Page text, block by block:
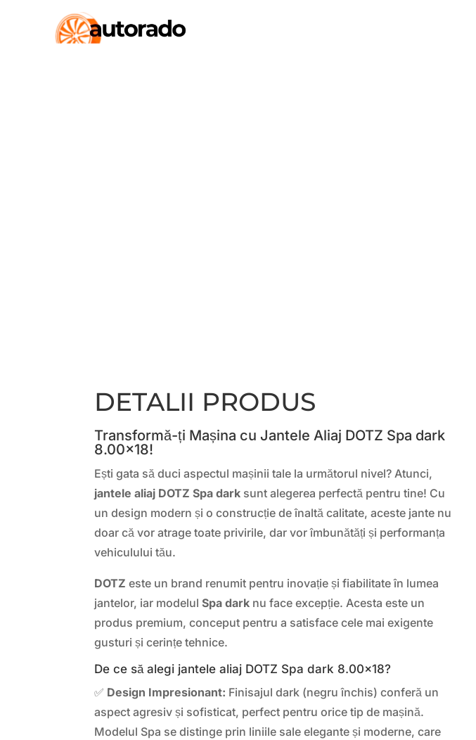
DETALII PRODUS
Transformă-ți Mașina cu Jantele Aliaj DOTZ Spa dark
8.00×18!
Ești gata să duci aspectul mașinii tale la următorul nivel? Atunci,
jantele aliaj DOTZ Spa dark sunt alegerea perfectă pentru tine! Cu
un design modern și o construcție de înaltă calitate, aceste jante nu
doar că vor atrage toate privirile, dar vor îmbunătăți și performanța
vehiculului tău.
DOTZ este un brand renumit pentru inovație și fiabilitate în lumea
jantelor, iar modelulSpa dark nu face excepție. Acesta este un
produs premium, conceput pentru a satisface cele mai exigente
gusturi și cerințe tehnice.
De ce să alegi jantele aliaj DOTZ Spa dark 8.00×18?
✅ Design Impresionant: Finisajul dark (negru închis) conferă un
aspect agresiv și sofisticat, perfect pentru orice tip de mașină.
Modelul Spa se distinge prin liniile sale elegante și moderne, care